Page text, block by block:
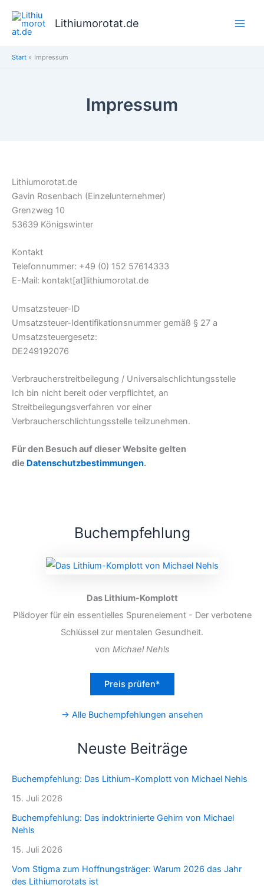
Inhalt
springen
Lithiumorotat.de
Start Impressum
Impressum
Lithiumorotat.de
Gavin Rosenbach (Einzelunternehmer)
Grenzweg 10
53639 Königswinter
Kontakt
Telefonnummer: +49 (0) 152 57614333
E-Mail: kontakt[at]lithiumorotat.de
Umsatzsteuer-ID
Umsatzsteuer-Identifikationsnummer gemäß § 27 a
Umsatzsteuergesetz:
DE249192076
Verbraucherstreitbeilegung / Universalschlichtungsstelle
Ich bin nicht bereit oder verpflichtet, an
Streitbeilegungsverfahren vor einer
Verbraucherschlichtungsstelle teilzunehmen.
Für den Besuch auf dieser Website gelten
die Datenschutzbestimmungen.
Buchempfehlung
Das Lithium-Komplott
Plädoyer für ein essentielles Spurenelement - Der verbotene
Schlüssel zur mentalen Gesundheit.
von Michael Nehls
Preis prüfen*
→ Alle Buchempfehlungen ansehen
Neuste Beiträge
Buchempfehlung: Das Lithium-Komplott von Michael Nehls
15. Juli 2026
Buchempfehlung: Das indoktrinierte Gehirn von Michael
Nehls
15. Juli 2026
Vom Stigma zum Hoffnungsträger: Warum 2026 das Jahr
des Lithiumorotats ist